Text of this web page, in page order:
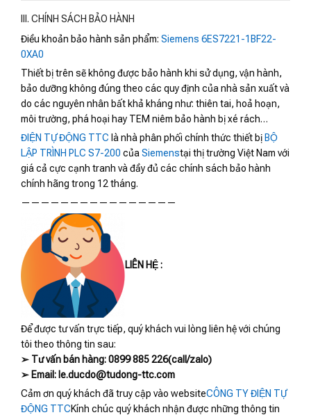
III. CHÍNH SÁCH BẢO HÀNH
Điều khoản bảo hành sản phẩm: Siemens 6ES7221-1BF22-
0XA0
Thiết bị trên sẽ không được bảo hành khi sử dụng, vận hành,
bảo dưỡng không đúng theo các quy định của nhà sản xuất và
do các nguyên nhân bất khả kháng như: thiên tai, hoả hoạn,
môi trường, phá hoại hay TEM niêm bảo hành bị xé rách…
ĐIỆN TỰ ĐỘNG TTC là nhà phân phối chính thức thiết bị BỘ
LẬP TRÌNH PLC S7-200 của Siemenstại thị trường Việt Nam với
giá cả cực cạnh tranh và đầy đủ các chính sách bảo hành
chính hãng trong 12 tháng.
————————————————
LIÊN HỆ :
Để được tư vấn trực tiếp, quý khách vui lòng liên hệ với chúng
tôi theo thông tin sau:
➢ Tư vấn bán hàng: 0899 885 226(call/zalo)
➢ Email: le.ducdo@tudong-ttc.com
Cảm ơn quý khách đã truy cập vào websiteCÔNG TY ĐIỆN TỰ
ĐỘNG TTCKính chúc quý khách nhận được những thông tin